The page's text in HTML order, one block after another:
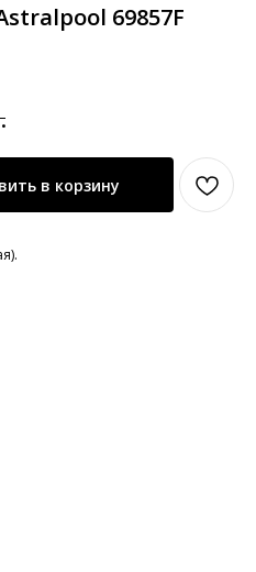
69857F
в корзину